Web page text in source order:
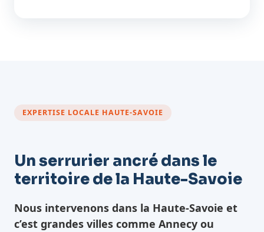
EXPERTISE LOCALE HAUTE-SAVOIE
Un serrurier ancré dans le
territoire de la Haute-Savoie
Nous intervenons dans la Haute-Savoie et
c’est grandes villes comme Annecy ou